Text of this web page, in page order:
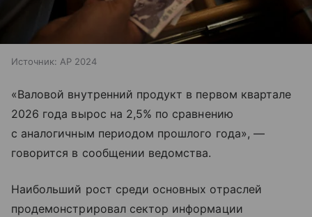
Источник: AP 2024
«Валовой внутренний продукт в первом квартале
2026 года вырос на 2,5% по сравнению
с аналогичным периодом прошлого года», —
говорится в сообщении ведомства.
Наибольший рост среди основных отраслей
продемонстрировал сектор информации